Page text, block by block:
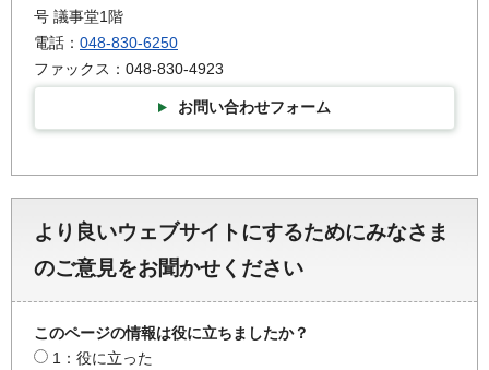
号 議事堂1階
電話： 048-830-6250
ファックス：048-830-4923
お問い合わせフォーム
より良いウェブサイトにするためにみなさま
のご意見をお聞かせください
このページの情報は役に立ちましたか？
1：役に立った